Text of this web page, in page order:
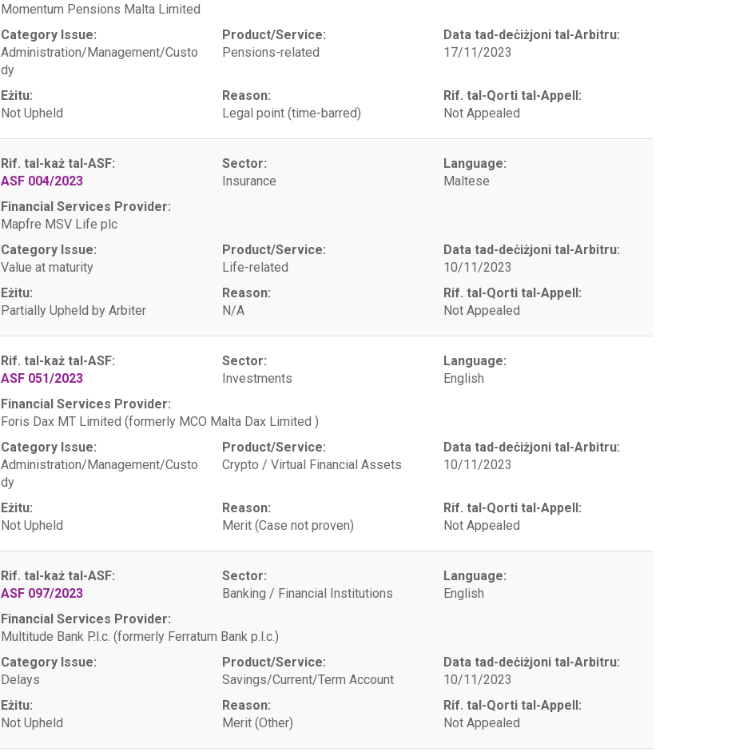
Momentum Pensions Malta Limited
Category Issue:
Administration/Management/Custo
dy
Product/Service:
Pensions-related
Data tad-deċiżjoni tal-Arbitru:
17/11/2023
Eżitu:
Not Upheld
Reason:
Legal point (time-barred)
Rif. tal-Qorti tal-Appell:
Not Appealed
Rif. tal-każ tal-ASF:
ASF 004/2023
Sector:
Insurance
Language:
Maltese
Financial Services Provider:
Mapfre MSV Life plc
Category Issue:
Value at maturity
Product/Service:
Life-related
Data tad-deċiżjoni tal-Arbitru:
10/11/2023
Eżitu:
Partially Upheld by Arbiter
Reason:
N/A
Rif. tal-Qorti tal-Appell:
Not Appealed
Rif. tal-każ tal-ASF:
ASF 051/2023
Sector:
Investments
Language:
English
Financial Services Provider:
Foris Dax MT Limited (formerly MCO Malta Dax Limited )
Category Issue:
Administration/Management/Custo
dy
Product/Service:
Crypto / Virtual Financial Assets
Data tad-deċiżjoni tal-Arbitru:
10/11/2023
Eżitu:
Not Upheld
Reason:
Merit (Case not proven)
Rif. tal-Qorti tal-Appell:
Not Appealed
Rif. tal-każ tal-ASF:
ASF 097/2023
Sector:
Banking / Financial Institutions
Language:
English
Financial Services Provider:
Multitude Bank P.l.c. (formerly Ferratum Bank p.l.c.)
Category Issue:
Delays
Product/Service:
Savings/Current/Term Account
Data tad-deċiżjoni tal-Arbitru:
10/11/2023
Eżitu:
Not Upheld
Reason:
Merit (Other)
Rif. tal-Qorti tal-Appell:
Not Appealed